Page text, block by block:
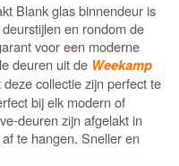
Blank glas binnendeur is
en rondom de
voor een moderne
deuren uit de Weekamp
collectie zijn perfect te
bij elk modern of
deuren zijn afgelakt in
te hangen. Sneller en